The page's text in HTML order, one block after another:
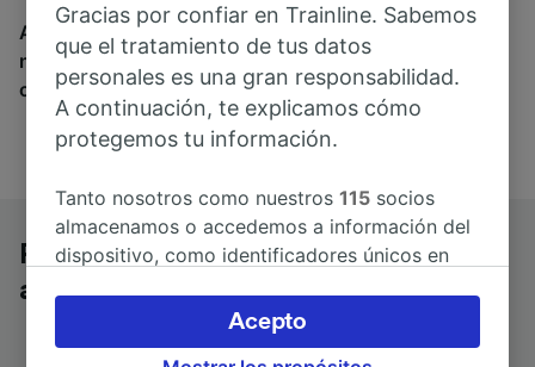
A donde quiera que vayas, tu viaje empieza con
nosotros. Encuentra billetes de más de 170
compañías de tren y autobús.
Paris Austerlitz a Lyon Perrache en
autobús
Gracias por confiar en Trainline. Sabemos
que el tratamiento de tus datos
personales es una gran responsabilidad.
A continuación, te explicamos cómo
protegemos tu información.
Tanto nosotros como nuestros115 socios
almacenamos o accedemos a información del
dispositivo, como identificadores únicos en
Puedes aceptar o administrar tus preferencias
haciendo clic abajo, incluido el derecho de
Acepto